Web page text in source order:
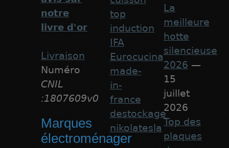
notre
livre d'or
Livraison
Numéro
CNIL
:1807609v0
Marques
électroménager
top
induction
IFA
Eurocucina
made-
in-
france
destockage
nikolatesla
La
meilleure
hotte
silencieuse
2026 —
15
juillet
2026
Top des
plaques